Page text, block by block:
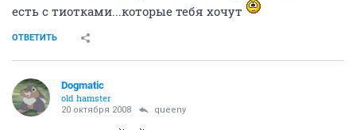
есть с тиотками...которые тебя хочут
ОТВЕТИТЬ
Dogmatic
old hamster
20 октября 2008 queeny